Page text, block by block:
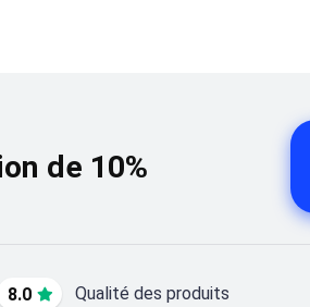
de 10%
8.0 Qualité des produits